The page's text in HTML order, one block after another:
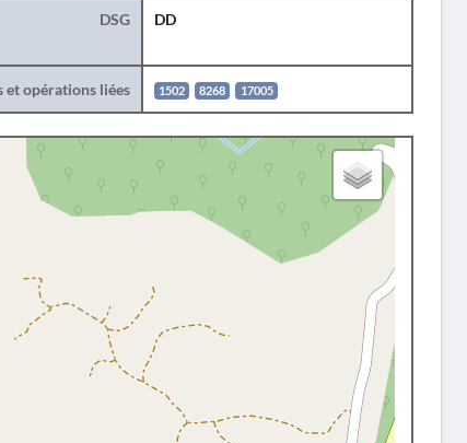
DSG DD
et opérations liées 1502 8268 17005